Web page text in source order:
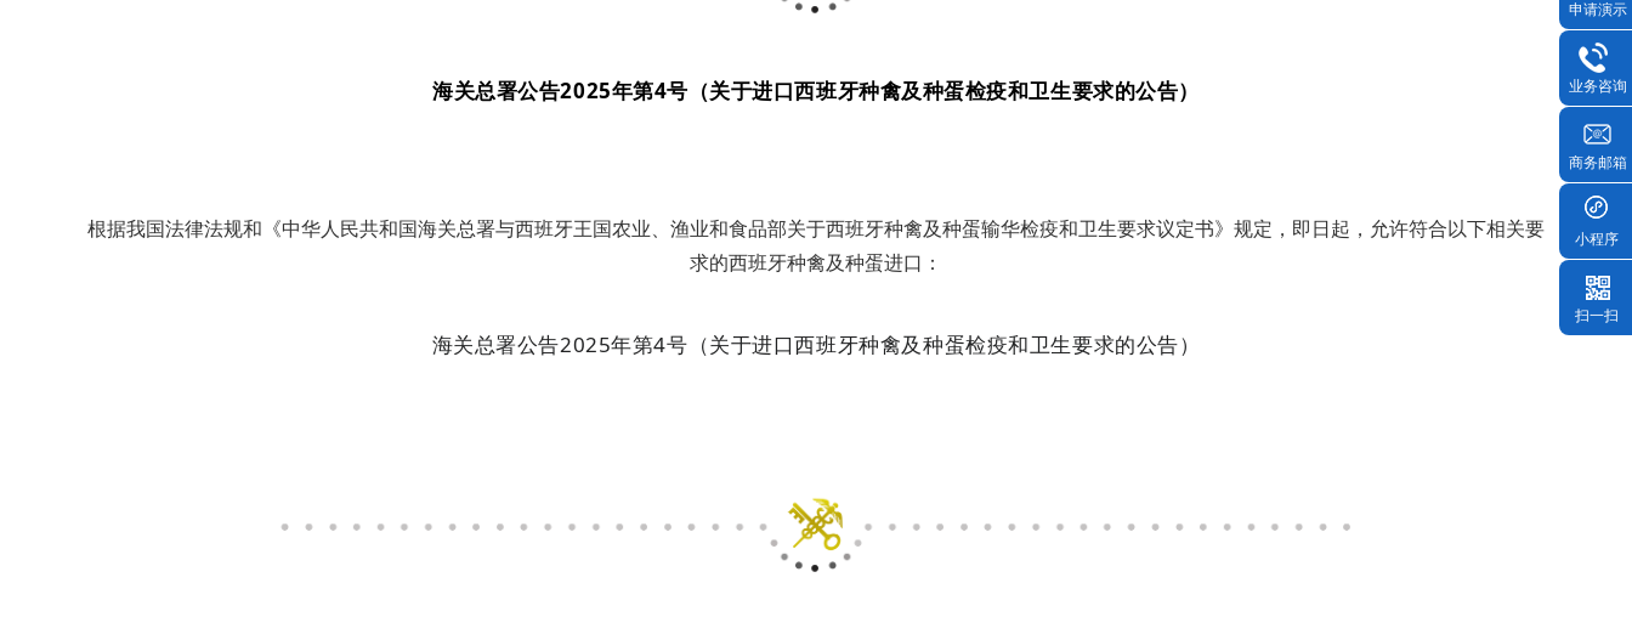
海关总署公告2025年第4号（关于进口西班牙种禽及种蛋检疫和卫生要求的公告）
根据我国法律法规和《中华人民共和国海关总署与西班牙王国农业、渔业和食品部关于西班牙种禽及种蛋输华检疫和卫生要求议定书》规定，即日起，允许符合以下相关要
求的西班牙种禽及种蛋进口：
海关总署公告2025年第4号（关于进口西班牙种禽及种蛋检疫和卫生要求的公告）
申请演示
业务咨询
商务邮箱
小程序
扫一扫